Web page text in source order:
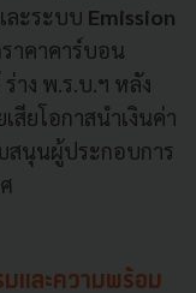
ละระบบ Emission
าคาคาร์บอน
าง พ.ร.บ.ฯ หลัง
สียโอกาสนำเงินค่า
สนุนผู้ประกอบการ
มและความพร้อม